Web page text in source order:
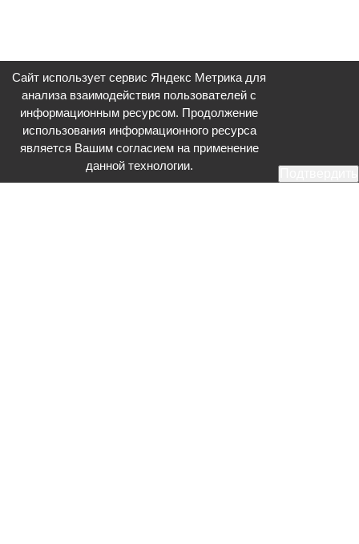
Сайт использует сервис Яндекс Метрика для
анализа взаимодействия пользователей с
информационным ресурсом. Продолжение
использования информационного ресурса
является Вашим согласием на применение
данной технологии.